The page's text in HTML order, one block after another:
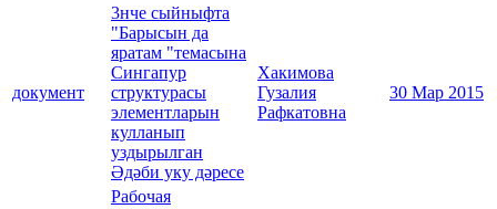
документ
3нче сыйныфта
"Барысын да
яратам "темасына
Сингапур
структурасы
элементларын
кулланып
уздырылган
Әдәби уку дәресе
Хакимова
Гузалия
Рафкатовна
30 Мар 2015
Рабочая